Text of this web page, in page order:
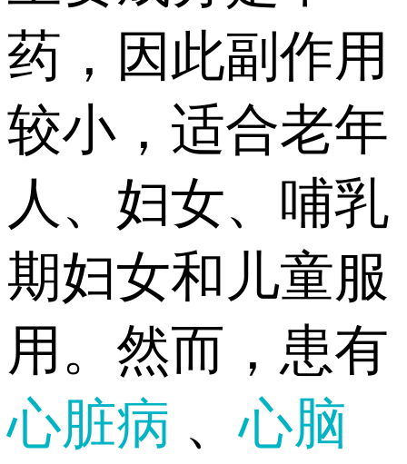
药，因此副作用
较小，适合老年
人、妇女、哺乳
期妇女和儿童服
用。然而，患有
心脏病 、心脑